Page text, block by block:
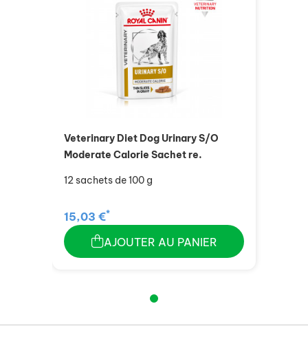
Veterinary Diet Dog Urinary S/O
Moderate Calorie Sachet re.
12 sachets de 100 g
15,03 €*
AJOUTER AU PANIER